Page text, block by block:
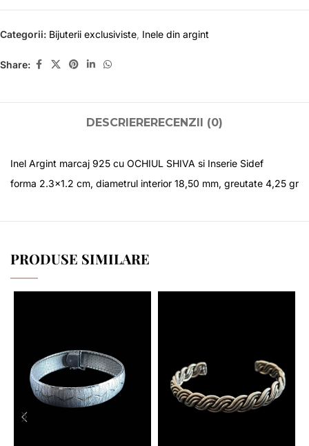
Categorii: Bijuterii exclusiviste Inele din argint
Share:
DESCRIERERECENZII (0)
Inel Argint marcaj 925 cu OCHIUL SHIVA si Inserie Sidef
forma 2.3×1.2 cm, diametrul interior 18,50 mm, greutate 4,25 gr
PRODUSE SIMILARE